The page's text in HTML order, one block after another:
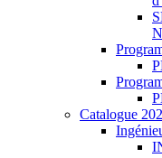
Catalogue